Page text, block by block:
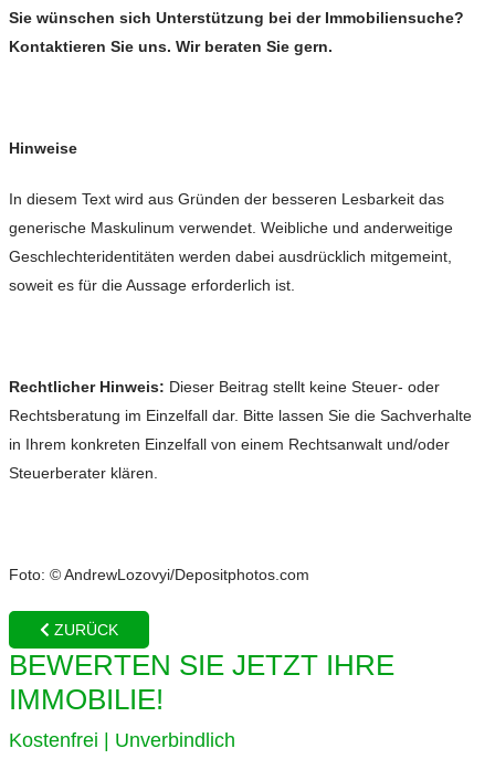
Sie wünschen sich Unterstützung bei der Immobiliensuche?
Kontaktieren Sie uns. Wir beraten Sie gern.
Hinweise
In diesem Text wird aus Gründen der besseren Lesbarkeit das
generische Maskulinum verwendet. Weibliche und anderweitige
Geschlechteridentitäten werden dabei ausdrücklich mitgemeint,
soweit es für die Aussage erforderlich ist.
Rechtlicher Hinweis: Dieser Beitrag stellt keine Steuer- oder
Rechtsberatung im Einzelfall dar. Bitte lassen Sie die Sachverhalte
in Ihrem konkreten Einzelfall von einem Rechtsanwalt und/oder
Steuerberater klären.
Foto: © AndrewLozovyi/Depositphotos.com
ZURÜCK
BEWERTEN SIE JETZT IHRE
IMMOBILIE!
Kostenfrei | Unverbindlich